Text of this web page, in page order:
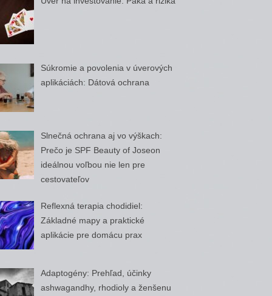
Súkromie a povolenia v úverových
aplikáciách: Dátová ochrana
Slnečná ochrana aj vo výškach:
Prečo je SPF Beauty of Joseon
ideálnou voľbou nie len pre
cestovateľov
Reflexná terapia chodidiel:
Základné mapy a praktické
aplikácie pre domácu prax
Adaptogény: Prehľad, účinky
ashwagandhy, rhodioly a ženšenu